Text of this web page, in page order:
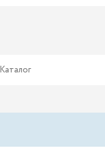
Каталог